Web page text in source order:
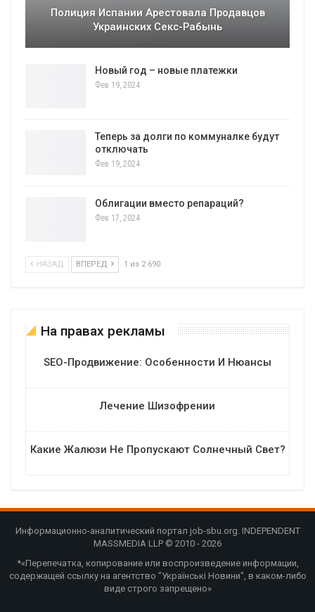
Полиция Испании Арестовала Продавцов
Украинских Секс-Рабынь
Новый год – новые платежки
Фев 19, 2024
Теперь за долги по коммуналке будут
отключать
Фев 19, 2024
Облигации вместо репараций?
Фев 17, 2024
НАЗАД ВПЕРЕД 1 из 2 690
На правах рекламы
SEO-Продвижение: Особенности И Нюансы
Лечение Шизофрении
Какие Жалюзи Не Пропускают Солнечный Свет?
Информационно-аналитический портал job-sbu.org. INDEPENDENT
MASSMEDIA LLP © 2010 - 2026
*«Перепечатка, копирование или воспроизведение информации,
содержащей ссылку на агентство "Українські Новини", в каком-либо
виде строго запрещено»